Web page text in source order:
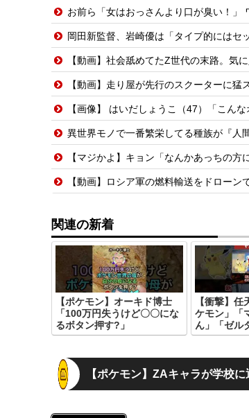
お前ら「女はおっさんより口が臭い！
岡田新監督、岩崎優は「タイプ的には
【動画】社会舐めてたZ世代の末路。気
【動画】走り屋が先行のスクーターに猛
【画像】 はいだしょうこ（47）「こん
異世界モノで一番繁栄してる種族が『人
【マジかよ】キョン「なんかあっちの方
【動画】ロシア軍の燃料輸送をドローン
関連の新着
【ポケモン】オーキド博士
「100万円失うけど〇〇にな
るボタン押す?」
【衝撃】
ケモン」「
ん」「ゼル
【ポケモン】ZAキャラが学校